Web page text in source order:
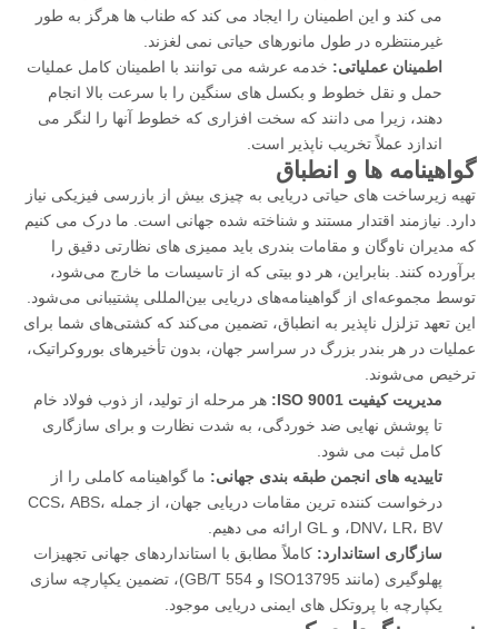
می کند و این اطمینان را ایجاد می کند که طناب ها هرگز به طور
غیرمنتظره در طول مانورهای حیاتی نمی لغزند.
اطمینان عملیاتی: خدمه عرشه می توانند با اطمینان کامل عملیات
حمل و نقل خطوط و بکسل های سنگین را با سرعت بالا انجام
دهند، زیرا می دانند که سخت افزاری که خطوط آنها را لنگر می
اندازد عملاً تخریب ناپذیر است.
گواهینامه ها و انطباق
تهیه زیرساخت های حیاتی دریایی به چیزی بیش از بازرسی فیزیکی نیاز
دارد. نیازمند اقتدار مستند و شناخته شده جهانی است. ما درک می کنیم
که مدیران ناوگان و مقامات بندری باید ممیزی های نظارتی دقیق را
برآورده کنند. بنابراین، هر دو بیتی که از تاسیسات ما خارج می‌شود،
توسط مجموعه‌ای از گواهینامه‌های دریایی بین‌المللی پشتیبانی می‌شود.
این تعهد تزلزل ناپذیر به انطباق، تضمین می‌کند که کشتی‌های شما برای
عملیات در هر بندر بزرگ در سراسر جهان، بدون تأخیرهای بوروکراتیک،
ترخیص می‌شوند.
مدیریت کیفیت ISO 9001:
هر مرحله از تولید، از ذوب فولاد خام
تا پوشش نهایی ضد خوردگی، به شدت نظارت و برای سازگاری
کامل ثبت می شود.
تاییدیه های انجمن طبقه بندی جهانی: ما گواهینامه کاملی را از
درخواست کننده ترین مقامات دریایی جهان، از جمله CCS، ABS،
DNV، LR، BV، و GL ارائه می دهیم.
سازگاری استاندارد: کاملاً مطابق با استانداردهای جهانی تجهیزات
پهلوگیری (مانند ISO13795 و GB/T 554)، تضمین یکپارچه سازی
یکپارچه با پروتکل های ایمنی دریایی موجود.